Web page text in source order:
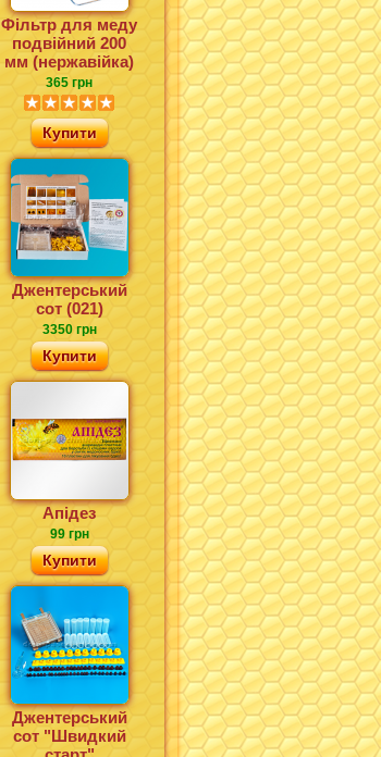
Фільтр для меду
подвійний 200
мм (нержавійка)
365 грн
Купити
Джентерський
сот (021)
3350 грн
Купити
Апідез
99 грн
Купити
Джентерський
сот "Швидкий